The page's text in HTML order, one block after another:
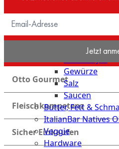
&
dazu
Gewürze & Saucen
Gewürze
Salz
Saucen
Butter, Fett &
ItalianBar Natives
Veggie
Hardware
Jetzt
Otto Gourmet
Fleischkompetenz
Sicher Einkaufen